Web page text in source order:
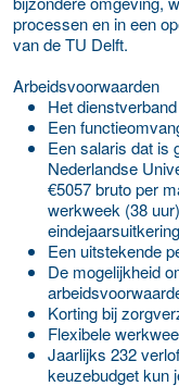
processen en in een
van de TU Delft.
Arbeidsvoorwaarden
Het
Een
Een salaris dat is
Nederlandse
€5057 bruto per
werkweek (38
Een uitstekende
De mogelijkheid
Korting bij
Flexibele
Jaarlijks 232
keuzebudget kun